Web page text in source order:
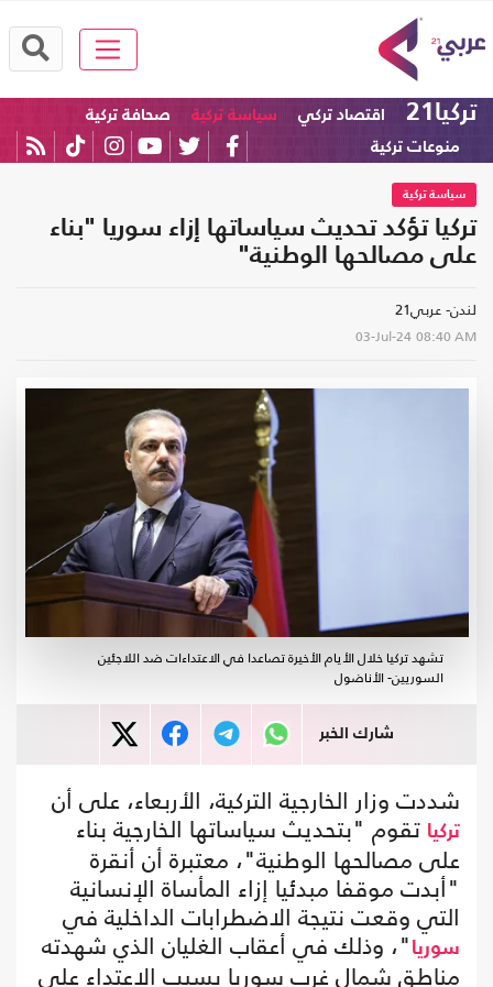
تركيا21 اقتصاد تركي سياسة تركية
صحافة تركية
منوعات تركية
سياسة تركية
تركيا تؤكد تحديث سياساتها إزاء سوريا "بناء
على مصالحها الوطنية"
لندن- عربي21
03-Jul-24 08:40 AM
تشهد تركيا خلال الأيام الأخيرة تصاعدا في الاعتداءات ضد اللاجئين
السوريين- الأناضول
شارك الخبر
شددت وزار الخارجية التركية، الأربعاء، على أن
تركيا تقوم "بتحديث سياساتها الخارجية بناء
على مصالحها الوطنية"، معتبرة أن أنقرة
"أبدت موقفا مبدئيا إزاء المأساة الإنسانية
التي وقعت نتيجة الاضطرابات الداخلية في
سوريا "، وذلك في أعقاب الغليان الذي شهدته
مناطق شمال غرب سوريا بسبب الاعتداء على